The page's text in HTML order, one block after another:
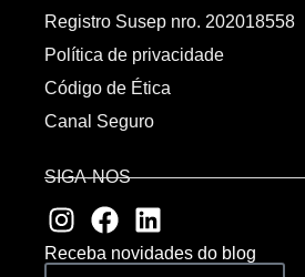
Registro Susep nro. 202018558
Política de privacidade
Código de Ética
Canal Seguro
SIGA-NOS
Receba novidades do blog